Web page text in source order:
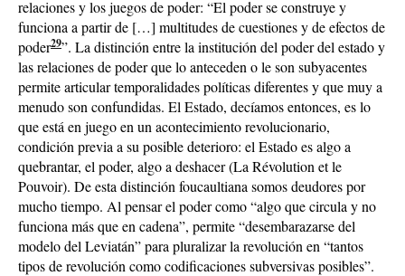
relaciones y los juegos de poder: “El poder se construye y
funciona a partir de […] multitudes de cuestiones y de efectos de
poder29”. La distinción entre la institución del poder del estado y
las relaciones de poder que lo anteceden o le son subyacentes
permite articular temporalidades políticas diferentes y que muy a
menudo son confundidas. El Estado, decíamos entonces, es lo
que está en juego en un acontecimiento revolucionario,
condición previa a su posible deterioro: el Estado es algo a
quebrantar, el poder, algo a deshacer (La Révolution et le
Pouvoir). De esta distinción foucaultiana somos deudores por
mucho tiempo. Al pensar el poder como “algo que circula y no
funciona más que en cadena”, permite “desembarazarse del
modelo del Leviatán” para pluralizar la revolución en “tantos
tipos de revolución como codificaciones subversivas posibles”.